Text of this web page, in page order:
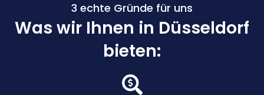
3 echte Gründe für uns
Was wir Ihnen in Düsseldorf
bieten: